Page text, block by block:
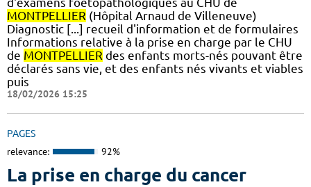
MONTPELLIER (Hôpital Arnaud de Villeneuve)
Diagnostic [...] recueil d'information et de formulaires
Informations relative à la prise en charge par le CHU
de MONTPELLIER des enfants morts-nés pouvant être
déclarés sans vie, et des enfants nés vivants et viables
puis
18/02/2026 15:25
PAGES
relevance: 92%
La prise en charge du cancer